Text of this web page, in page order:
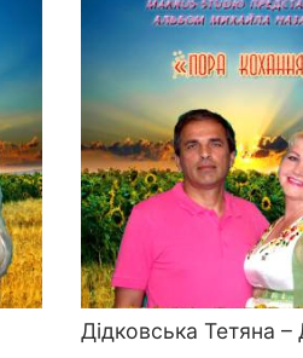
Дідковська Тетяна –